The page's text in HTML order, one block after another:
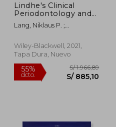
Lindhe's Clinical
Periodontology and
Implant Dentistry, 2
Volume Set (en
Lang, Niklaus P. ;
Giannobile, William V.
Wiley-Blackwell, 2021,
Tapa Dura, Nuevo